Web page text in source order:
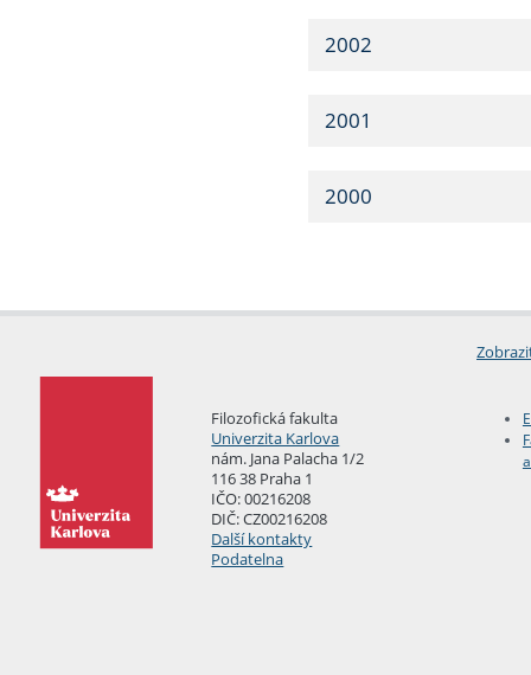
2002
2001
2000
Filozofická fakulta
Univerzita Karlova
nám. Jana Palacha 1/2
116 38 Praha 1
IČO: 00216208
DIČ: CZ00216208
Další kontakty
Podatelna